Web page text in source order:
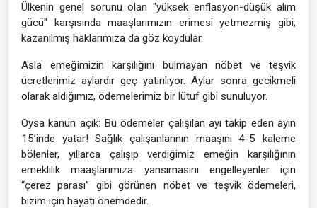
Ülkenin genel sorunu olan "yüksek enflasyon-düşük alım
gücü" karşısında maaşlarımızın erimesi yetmezmiş gibi;
kazanılmış haklarımıza da göz koydular.
Asla emeğimizin karşılığını bulmayan nöbet ve teşvik
ücretlerimiz aylardır geç yatırılıyor. Aylar sonra gecikmeli
olarak aldığımız, ödemelerimiz bir lütuf gibi sunuluyor.
Oysa kanun açık: Bu ödemeler çalışılan ayı takip eden ayın
15’inde yatar! Sağlık çalışanlarının maaşını 4-5 kaleme
bölenler, yıllarca çalışıp verdiğimiz emeğin karşılığının
emeklilik maaşlarımıza yansımasını engelleyenler için
“çerez parası” gibi görünen nöbet ve teşvik ödemeleri,
bizim için hayati önemdedir.